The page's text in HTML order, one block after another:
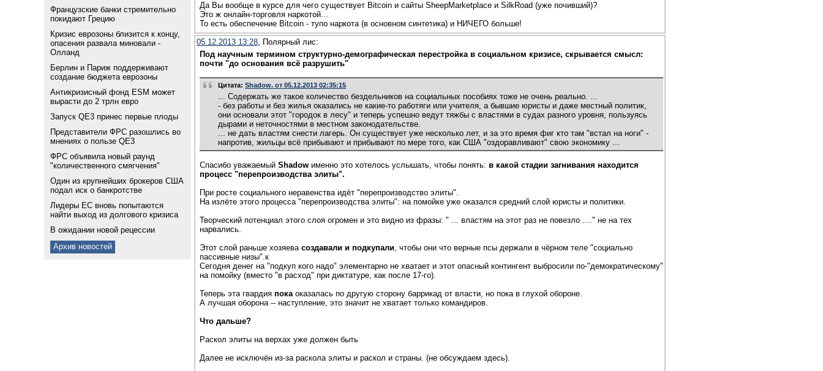
Французские банки стремительно
покидают Грецию
Кризис еврозоны близится к концу,
опасения развала миновали -
Олланд
Берлин и Париж поддерживают
создание бюджета еврозоны
Антикризисный фонд ESM может
вырасти до 2 трлн евро
Запуск QE3 принес первые плоды
Представители ФРС разошлись во
мнениях о пользе QE3
ФРС объявила новый раунд
"количественного смягчения"
Один из крупнейших брокеров США
подал иск о банкротстве
Лидеры ЕС вновь попытаются
найти выход из долгового кризиса
В ожидании новой рецессии
Архив новостей
Да Вы вообще в курсе для чего существует Bitcoin и сайты SheepMarketplace и SilkRoad (уже почивший)?
Это ж онлайн-торговля наркотой...
То есть обеспечение Bitcoin - тупо наркота (в основном синтетика) и НИЧЕГО больше!
05.12.2013 13:28, Полярный лис:
Под научным термином структурно-демографическая перестройка в социальном кризисе, скрывается смысл:
почти "до основания всё разрушить"
Цитата: Shadow. от 05.12.2013 02:35:15
... Содержать же такое количество бездельников на социальных пособиях тоже не очень реально. ...
- без работы и без жилья оказались не какие-то работяги или учителя, а бывшие юристы и даже местный политик,
они основали этот "городок в лесу" и теперь успешно ведут тяжбы с властями в судах разного уровня, пользуясь
дырами и неточностями в местном законодательстве.
... не дать властям снести лагерь. Он существует уже несколько лет, и за это время фиг кто там "встал на ноги" -
напротив, жильцы всё прибывают и прибывают по мере того, как США "оздоравливают" свою экономику ...
Спасибо уважаемый Shadow именно это хотелось услышать, чтобы понять: в какой стадии загнивания находится
процесс "перепроизводства элиты".
При росте социального неравенства идёт "перепроизводство элиты".
На излёте этого процесса "перепроизводства элиты": на помойке уже оказался средний слой юристы и политики.
Творческий потенциал этого слоя огромен и это видно из фразы: " ... властям на этот раз не повезло ...." не на тех
нарвались.
Этот слой раньше хозяева создавали и подкупали, чтобы они что верные псы держали в чёрном теле "социально
пассивные низы".к
Сегодня денег на "подкуп кого надо" элементарно не хватает и этот опасный контингент выбросили по-"демократическому"
на помойку (вместо "в расход" при диктатуре, как после 17-го).
Теперь эта гвардия покаоказалась по другую сторону баррикад от власти, но пока в глухой обороне.
А лучшая оборона -- наступление, это значит не хватает только командиров.
Что дальше?
Раскол элиты на верхах уже должен быть
Далее не исключён из-за раскола элиты и раскол и страны. (не обсуждаем здесь).